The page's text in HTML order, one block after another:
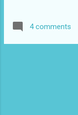
ख्वाहिश अच्छी है, कई
देना तो चमत्कार है …
4 comments